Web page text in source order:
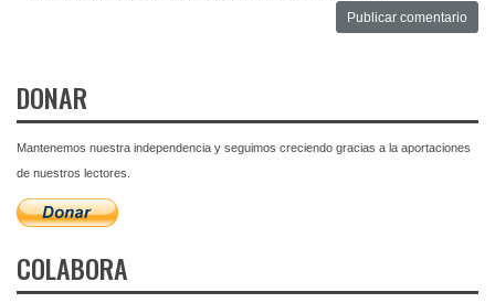
DONAR
Mantenemos nuestra independencia y seguimos creciendo gracias a la aportaciones
de nuestros lectores.
COLABORA